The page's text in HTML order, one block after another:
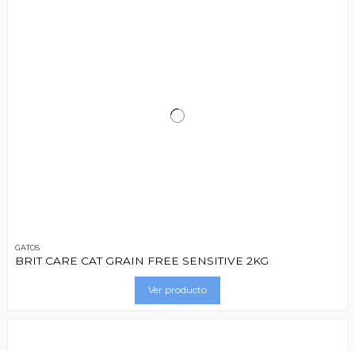
GATOS
BRIT CARE CAT GRAIN FREE SENSITIVE 2KG
Ver producto